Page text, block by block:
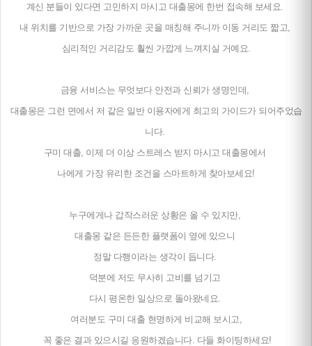
계신 분들이 있다면 고민하지 마시고 대출몽에 한번 접속해 보세요.
내 위치를 기반으로 가장 가까운 곳을 매칭해 주니까 이동 거리도 짧고,
심리적인 거리감도 훨씬 가깝게 느껴지실 거예요.
금융 서비스는 무엇보다 안전과 신뢰가 생명인데,
대출몽은 그런 면에서 저 같은 일반 이용자에게 최고의 가이드가 되어주었습
니다.
구미 대출, 이제 더 이상 스트레스 받지 마시고 대출몽에서
나에게 가장 유리한 조건을 스마트하게 찾아보세요!
누구에게나 갑작스러운 상황은 올 수 있지만,
대출몽 같은 든든한 플랫폼이 옆에 있으니
정말 다행이라는 생각이 듭니다.
덕분에 저도 무사히 고비를 넘기고
다시 평온한 일상으로 돌아왔네요.
여러분도 구미 대출 현명하게 비교해 보시고,
꼭 좋은 결과 있으시길 응원하겠습니다. 다들 화이팅하세요!